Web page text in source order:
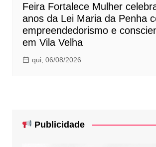
Feira Fortalece Mulher
anos da Lei Maria da Penha
empreendedorismo e
em Vila Velha
qui, 06/08/2026
Publicidade